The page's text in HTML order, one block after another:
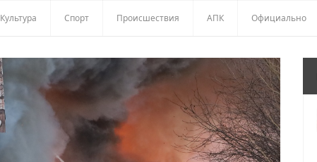
Культура Спорт Происшествия АПК Официально